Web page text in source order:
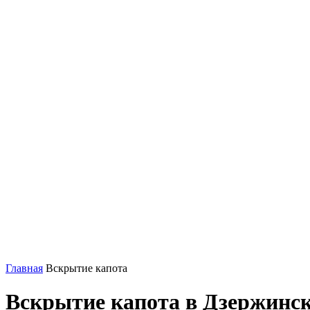
Главная Вскрытие капота
Вскрытие капота в